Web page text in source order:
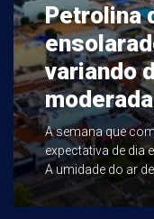
Petrolina
variando
moderada
A semana que
expectativa de dia
A umidade do ar